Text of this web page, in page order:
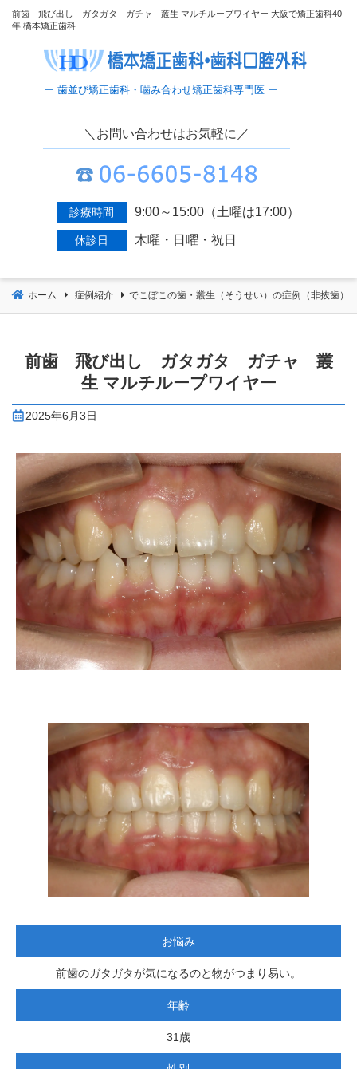
前歯 飛び出し ガタガタ ガチャ 叢生 マルチループワイヤー 大阪で矯正歯科40
年 橋本矯正歯科
＼お問い合わせはお気軽に／
診療時間 9:00～15:00（土曜は17:00）
休診日 木曜・日曜・祝日
ホーム 症例紹介 でこぼこの歯・叢生（そうせい）の症例（非抜歯）
前歯 飛び出し ガタガタ ガチャ 叢
生 マルチループワイヤー
2025年6月3日
お悩み
前歯のガタガタが気になるのと物がつまり易い。
年齢
31歳